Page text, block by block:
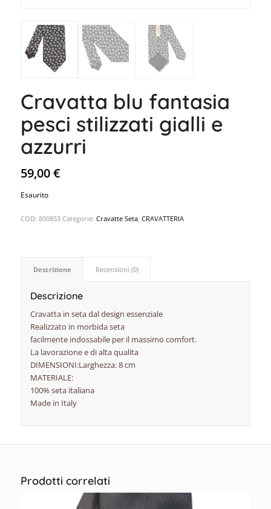
Cravatta blu fantasia
pesci stilizzati gialli e
azzurri
59,00€
Esaurito
COD: 800853 Categorie: Cravatte Seta, CRAVATTERIA
Descrizione Recensioni (0)
Descrizione
Cravatta in seta dal design essenziale
Realizzato in morbida seta
facilmente indossabile per il massimo comfort.
La lavorazione e di alta qualita
DIMENSIONI:Larghezza: 8 cm
MATERIALE:
100% seta italiana
Made in Italy
Prodotti correlati